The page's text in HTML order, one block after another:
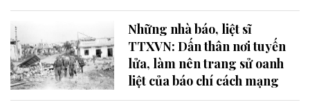
Những nhà báo, liệt sĩ
TTXVN: Dấn thân nơi tuyến
lửa, làm nên trang sử oanh
liệt của báo chí cách mạng